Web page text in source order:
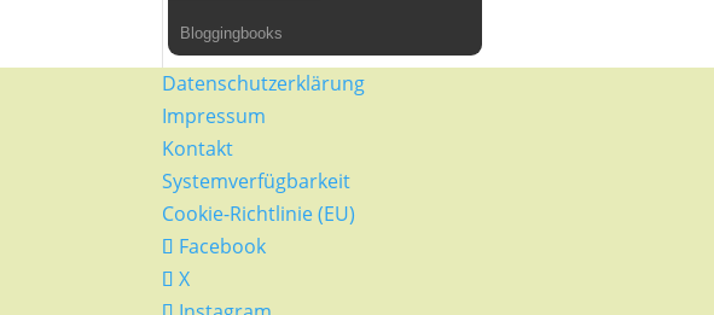
Bloggingbooks
Datenschutzerklärung
Impressum
Kontakt
Systemverfügbarkeit
Cookie-Richtlinie (EU)
Facebook
X